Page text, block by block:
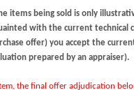
items being sold is only
with the current technical
offer) you accept the
prepared by an appraiser).
the final offer adjudication